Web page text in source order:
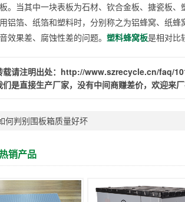
。当其中一块表板为石材、钦合金板、搪瓷板
铝箔、纸箔和塑料时，分别称之为铝蜂窝、纸
效果差、腐蚀性差的问题。 塑料蜂窝板是相对比
载请注明出处： http://www.szrecycle.cn/faq/
们是直接生产厂家，没有中间商赚差价，欢迎来厂
何判别围板箱质量好坏
销产品